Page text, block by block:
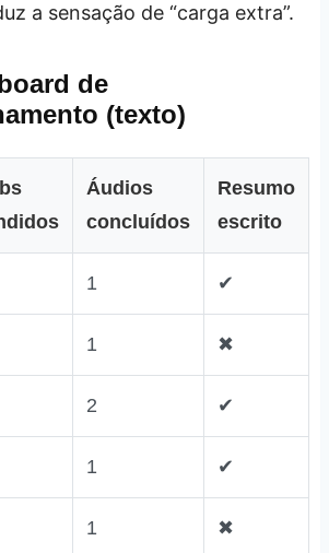
a sensação de “carga extra”.
de
(texto)
Áudios
concluídos
Resumo
escrito
1 ✔
1 ✖
2 ✔
1 ✔
1 ✖